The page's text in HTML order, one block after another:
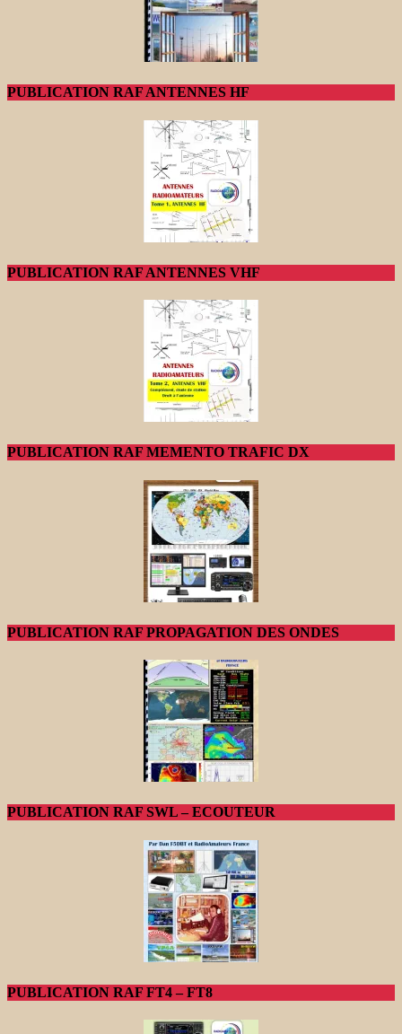
PUBLICATION RAF ANTENNES HF
PUBLICATION RAF ANTENNES VHF
PUBLICATION RAF MEMENTO TRAFIC DX
PUBLICATION RAF PROPAGATION DES ONDES
PUBLICATION RAF SWL – ECOUTEUR
PUBLICATION RAF FT4 – FT8